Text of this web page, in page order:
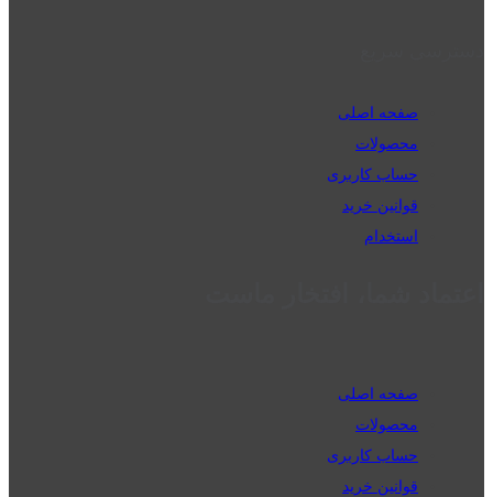
صفحه اصلی
محصولات
حساب کاربری
قوانین خرید
استخدام
صفحه اصلی
محصولات
حساب کاربری
قوانین خرید